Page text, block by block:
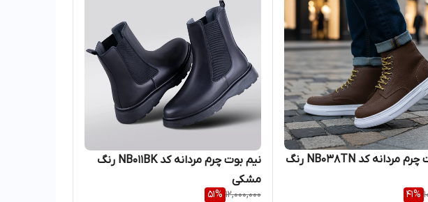
نیم بوت چرم مردانه کد NB038TN رنگ
41%
نیم بوت چرم مردانه کد NB011BK رنگ
مشکی
12,000,000
51%